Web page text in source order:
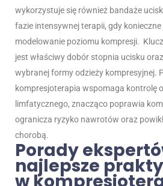
wykorzystuje się również bandaże
fazie intensywnej terapii, gdy
modelowanie poziomu kompresji.
jest właściwy dobór stopnia ucisku
wybranej formy odzieży kompresyjnej.
kompresjoterapia wspomaga kontrolę
limfatycznego, znacząco poprawia
ogranicza ryzyko nawrotów oraz
chorobą.
Porady
najlepsze